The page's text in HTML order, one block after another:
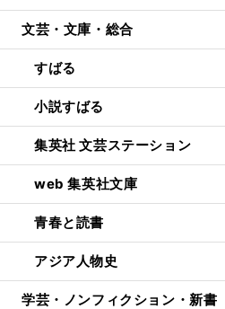
文芸・文庫・総合
すばる
小説すばる
集英社 文芸ステーション
web 集英社文庫
青春と読書
アジア人物史
学芸・ノンフィクション・新書